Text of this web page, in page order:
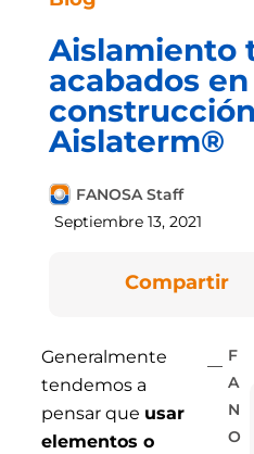
Aislamiento
acabados en
Aislaterm®
FANOSA Staff
Septiembre 13, 2021
Compartir
Generalmente
tendemos a
pensar que usar
elementos o
F
A
N
O